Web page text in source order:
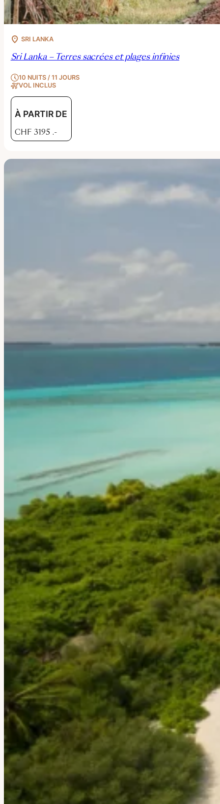
SRI LANKA
Sri Lanka – Terres sacrées et plages infinies
10 NUITS / 11 JOURS
VOL INCLUS
À PARTIR DE
CHF 3195 .-